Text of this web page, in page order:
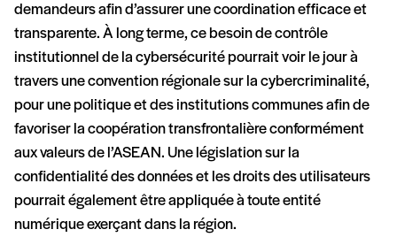
demandeurs afin d’assurer une coordination efficace et
transparente. À long terme, ce besoin de contrôle
institutionnel de la cybersécurité pourrait voir le jour à
travers une convention régionale sur la cybercriminalité,
pour une politique et des institutions communes afin de
favoriser la coopération transfrontalière conformément
aux valeurs de l’ASEAN. Une législation sur la
confidentialité des données et les droits des utilisateurs
pourrait également être appliquée à toute entité
numérique exerçant dans la région.